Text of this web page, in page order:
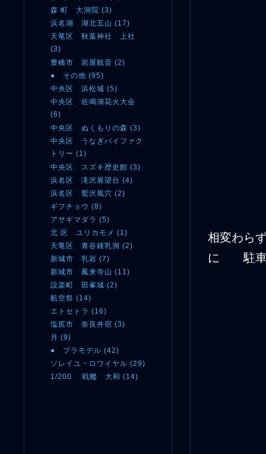
森 町 大洞院 (3)
浜名湖 湖北五山 (17)
天竜区 秋葉神社 上社
(3)
豊橋市 岩屋観音 (2)
● その他 (95)
中央区 浜松城 (5)
中央区 佐鳴湖花火大会
(6)
中央区 ぬくもりの森 (3)
中央区 うなぎパイファク
トリー (1)
中央区 スズキ歴史館 (3)
浜名区 滝沢展望台 (4)
浜名区 鷲沢風穴 (2)
ギフチョウ (8)
アサギマダラ (5)
北 区 ユリカモメ (1)
天竜区 青谷鍾乳洞 (2)
新城市 乳岩 (7)
新城市 鳳来寺山 (11)
設楽町 田峯城 (2)
航空祭 (14)
エトセトラ (16)
塩尻市 奈良井宿 (3)
月 (9)
● プラモデル (42)
ソレイユ・ロワイヤル (29)
1/200 戦艦 大和 (14)
相変わ
に 駐車